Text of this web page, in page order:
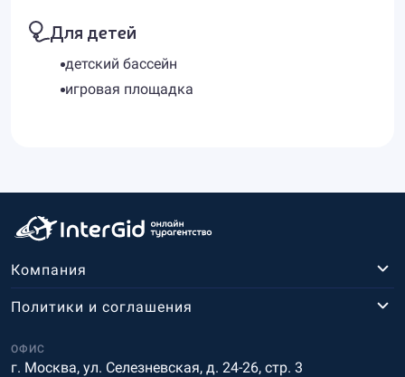
Для детей
детский бассейн
игровая площадка
Компания
ОФИС
г. Москва, ул. Селезневская, д. 24-26, стр. 3
Политики и соглашения